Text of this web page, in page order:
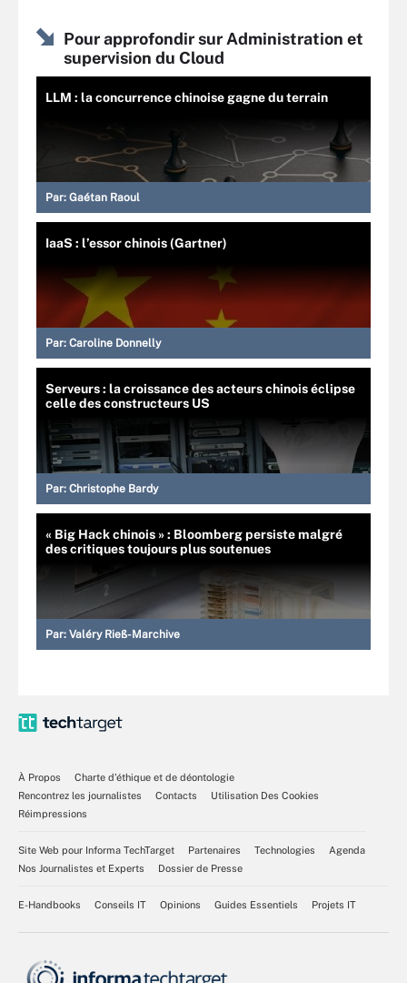
Pour approfondir sur Administration et
supervision du Cloud
LLM : la concurrence chinoise gagne du terrain
Par: Gaétan Raoul
IaaS : l’essor chinois (Gartner)
Par: Caroline Donnelly
Serveurs : la croissance des acteurs chinois éclipse
celle des constructeurs US
Par: Christophe Bardy
« Big Hack chinois » : Bloomberg persiste malgré
des critiques toujours plus soutenues
Par: Valéry Rieß-Marchive
À Propos
Charte d’éthique et de déontologie
Rencontrez les journalistes
Contacts
Utilisation Des Cookies
Réimpressions
Site Web pour Informa TechTarget Partenaires Technologies
Agenda
Nos Journalistes et Experts
Dossier de Presse
E-Handbooks Conseils IT Opinions Guides Essentiels Projets IT